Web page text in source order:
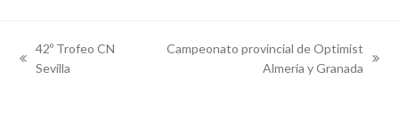
previous
42º Trofeo CN
Sevilla
Campeonato provincial de Optimist
Almería y Granada